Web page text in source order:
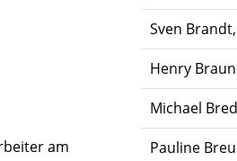
Sven Brandt,
Henry
Michael
Pauline
am